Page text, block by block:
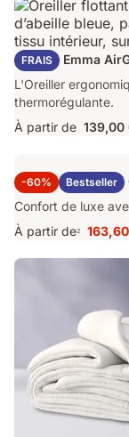
FRAIS
Oreiller Emma
L'Oreiller
thermorégulante.
À partir de 139,00
-60% Bestseller
Surmatelas
Confort de luxe
À partir de2
Prix